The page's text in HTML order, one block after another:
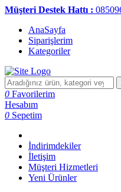
Müşteri Destek Hattı :
AnaSayfa
Siparişlerim
Kategoriler
0 Favorilerim
Hesabım
0 Sepetim
İndirimdekiler
İletişim
Müşteri Hizmetleri
Yeni Ürünler